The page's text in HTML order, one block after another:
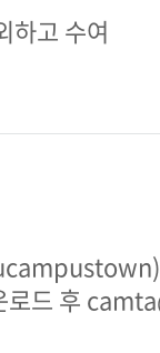
하고 수여
로드 후